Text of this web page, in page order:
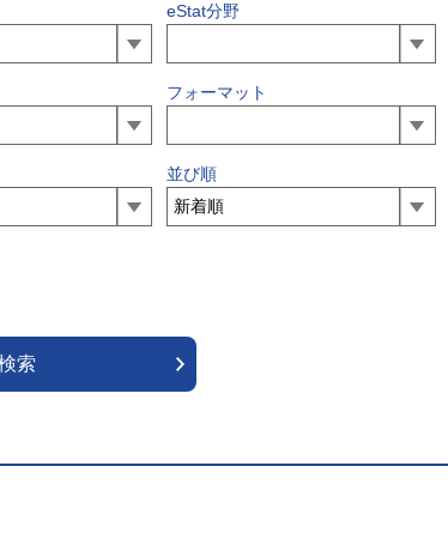
eStat分野
フォーマット
並び順